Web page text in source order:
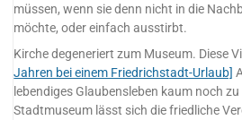
müssen, wenn sie denn nicht in die
möchte, oder einfach ausstirbt.
Kirche degeneriert zum Museum. Diese
Jahren bei einem Friedrichstadt-Urlaub]
lebendiges Glaubensleben kaum noch
Stadtmuseum lässt sich die friedliche